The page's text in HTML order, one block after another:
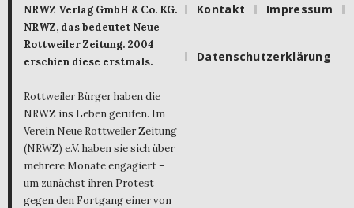
NRWZ Verlag GmbH & Co. KG.
NRWZ, das bedeutet Neue
Rottweiler Zeitung. 2004
erschien diese erstmals.
Rottweiler Bürger haben die
NRWZ ins Leben gerufen. Im
Verein Neue Rottweiler Zeitung
(NRWZ) e.V. haben sie sich über
mehrere Monate engagiert –
um zunächst ihren Protest
gegen den Fortgang einer von
Kontakt Impressum
Datenschutzerklärung